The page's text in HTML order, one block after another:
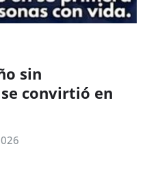
sin
convirtió en